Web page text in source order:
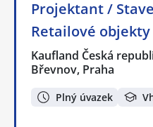
Projektant /
Retailové
Kaufland Česká
Břevnov, Praha
Plný úvazek